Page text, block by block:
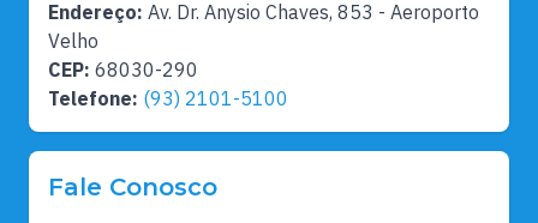
Endereço: Av. Dr. Anysio Chaves, 853 - Aeroporto
Velho
CEP: 68030-290
Telefone: (93) 2101-5100
Fale Conosco